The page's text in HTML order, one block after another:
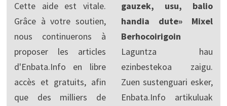
Cette aide est vitale.
Grâce à votre soutien,
nous continuerons à
proposer les articles
d'Enbata.Info en libre
accès et gratuits, afin
que des milliers de
gauzek, usu, balio
handia dute» Mixel
Berhocoirigoin
Laguntza hau
ezinbestekoa zaigu.
Zuen sustenguari esker,
Enbata.Info artikuluak